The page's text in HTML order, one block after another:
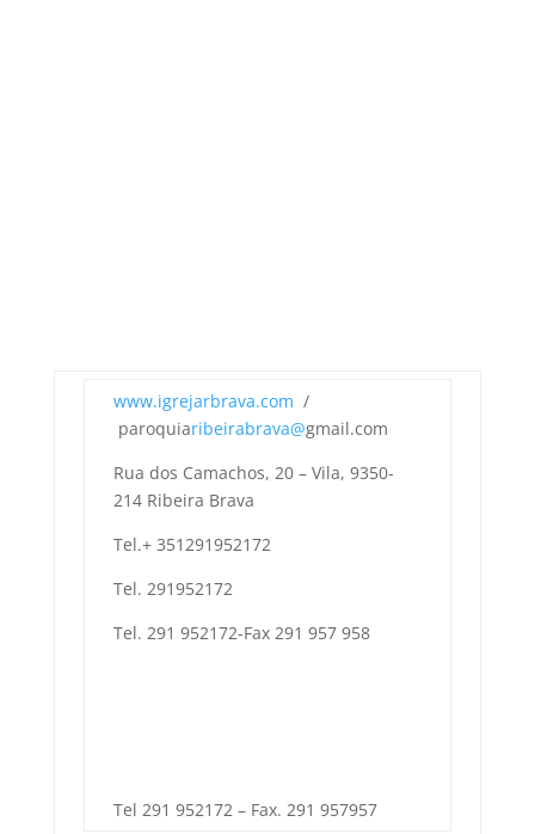
www.igrejarbrava.com /
paroquiaribeirabrava@gmail.com
Rua dos Camachos, 20 – Vila, 9350-
214 Ribeira Brava
Tel.+ 351291952172
Tel. 291952172
Tel. 291 952172-Fax 291 957 958
Tel 291 952172 – Fax. 291 957957